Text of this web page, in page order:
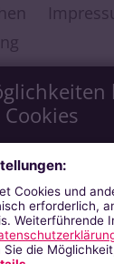
Cookies
optimales
wir
wir auch
entscheiden,
beachten Sie,